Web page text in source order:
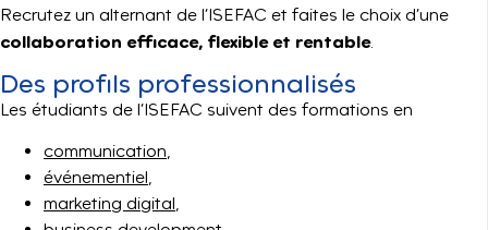
Recrutez un alternant de l’ISEFAC et faites le choix d’une
collaboration efficace, flexible et rentable.
Des profils professionnalisés
Les étudiants de l’ISEFAC suivent des formations en
communication,
événementiel,
marketing digital,